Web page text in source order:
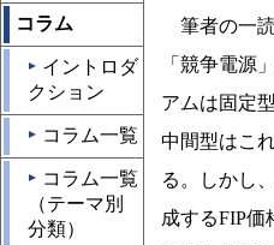
コラム
▲ イントロダ
クション
▲ コラム一覧
▲
コラム一覧
（テーマ別
分類）
筆者の一読
「競争電源
アムは固定
中間型はこ
る。しかし
成するFIP価